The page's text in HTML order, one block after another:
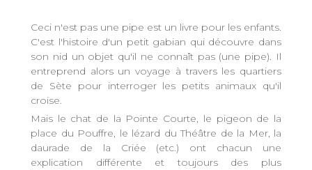
Ceci n'est pas une pipe est un livre pour les enfants.
C'est l'histoire d'un petit gabian qui découvre dans
son nid un objet qu'il ne connaît pas (une pipe). Il
entreprend alors un voyage à travers les quartiers
de Sète pour interroger les petits animaux qu'il
croise.
Mais le chat de la Pointe Courte, le pigeon de la
place du Pouffre, le lézard du Théâtre de la Mer, la
daurade de la Criée (etc.) ont chacun une
explication différente et toujours des plus